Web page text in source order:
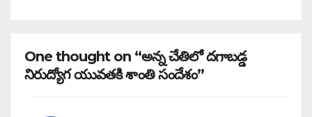
One thought on “అన్న చేతిలో దగాబడ్డ
నిరుద్యోగ యువతకి శాంతి సందేశం”